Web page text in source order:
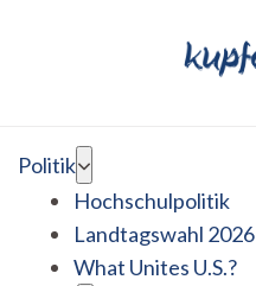
Politik
Hochschulpolitik
Landtagswahl 2026
What Unites U.S.?